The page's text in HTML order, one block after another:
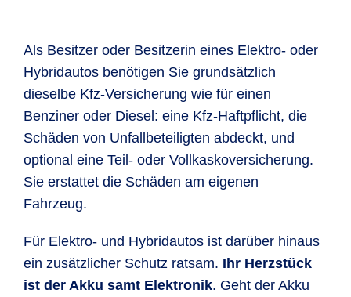
Als Besitzer oder Besitzerin eines Elektro- oder
Hybridautos benötigen Sie grundsätzlich
dieselbe Kfz-Versicherung wie für einen
Benziner oder Diesel: eine Kfz-Haftpflicht, die
Schäden von Unfallbeteiligten abdeckt, und
optional eine Teil- oder Vollkaskoversicherung.
Sie erstattet die Schäden am eigenen
Fahrzeug.
Für Elektro- und Hybridautos ist darüber hinaus
ein zusätzlicher Schutz ratsam. Ihr Herzstück
ist der Akku samt Elektronik. Geht der Akku